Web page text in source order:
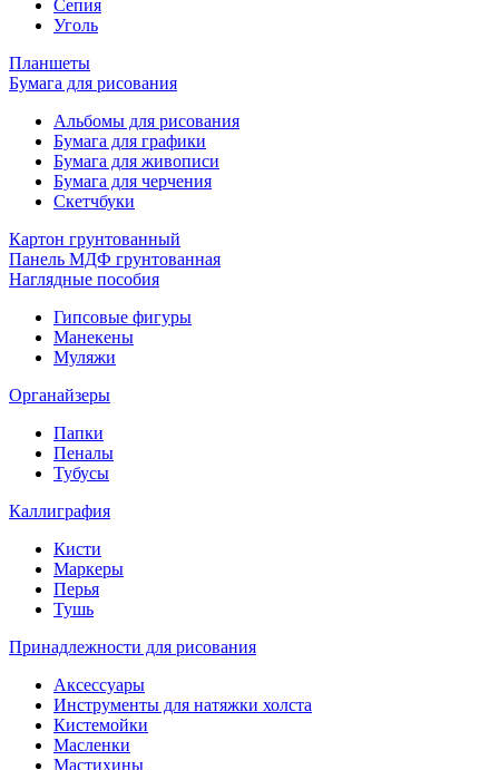
Сепия
Уголь
Планшеты
Бумага для рисования
Альбомы для рисования
Бумага для графики
Бумага для живописи
Бумага для черчения
Скетчбуки
Картон грунтованный
Панель МДФ грунтованная
Наглядные пособия
Гипсовые фигуры
Манекены
Муляжи
Органайзеры
Папки
Пеналы
Тубусы
Каллиграфия
Кисти
Маркеры
Перья
Тушь
Принадлежности для рисования
Аксессуары
Инструменты для натяжки холста
Кистемойки
Масленки
Мастихины